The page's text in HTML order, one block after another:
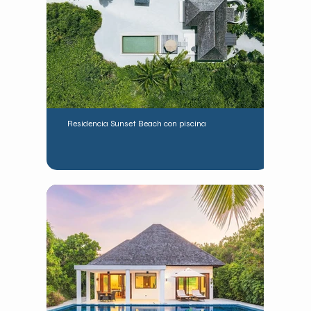
Residencia Sunset Beach con piscina